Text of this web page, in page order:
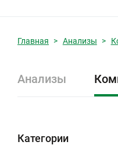
Главная Анализы
Анализы
Категории